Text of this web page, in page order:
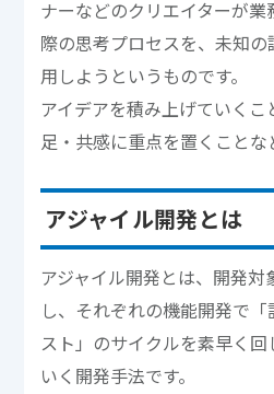
ナーなどのクリエイターが
際の思考プロセスを、未知
用しようというものです。
アイデアを積み上げていく
足・共感に重点を置くことな
アジャイル開発とは
アジャイル開発とは、開発
し、それぞれの機能開発で
スト」のサイクルを素早く
いく開発手法です。